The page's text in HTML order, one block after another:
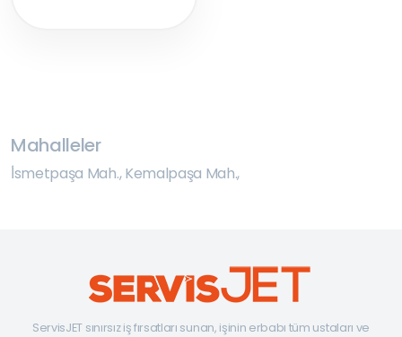
Mahalleler
İ̇smetpaşa Mah.,Kemalpaşa Mah.,
ServisJET sınırsız iş fırsatları sunan, işinin erbabı tüm ustaları ve